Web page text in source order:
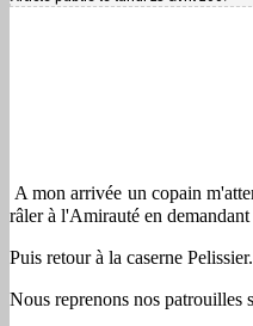
A mon arrivée un copain
râler à l'Amirauté en
Puis retour à la caserne
Nous reprenons nos patrouilles